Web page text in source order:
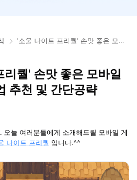
'소울 나이트 프리퀄' 손맛 좋은 모바
리퀄' 손맛 좋은 모바일
추천 및 간단공략
오늘 여러분들에게 소개해드릴 모바일 게
나이트 프리퀄 입니다.^^